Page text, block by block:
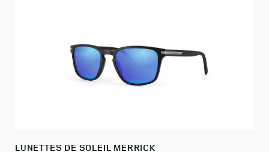
LUNETTES DE SOLEIL MERRICK